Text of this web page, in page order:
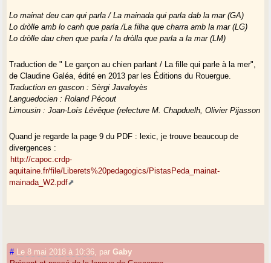
Lo mainat deu can qui parla / La mainada qui parla dab la mar (GA)
Lo dròlle amb lo canh que parla /La filha que charra amb la mar (LG)
Lo dròlle dau chen que parla / la dròlla que parla a la mar (LM)
Traduction de " Le garçon au chien parlant / La fille qui parle à la mer",
de Claudine Galéa, édité en 2013 par les Éditions du Rouergue.
Traduction en gascon : Sèrgi Javaloyès
Languedocien : Roland Pécout
Limousin : Joan-Loís Lévêque (relecture M. Chapduelh, Olivier Pijasson
Quand je regarde la page 9 du PDF : lexic, je trouve beaucoup de
divergences :
http://capoc.crdp-
aquitaine.fr/file/Liberets%20pedagogics/PistasPeda_mainat-
mainada_W2.pdf
# Le 8 mai 2018 à 10:36 parGaby